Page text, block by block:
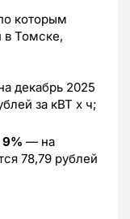
которым
в Томске,
декабрь 2025
за кВТ х ч;
9% — на
78,79 рублей